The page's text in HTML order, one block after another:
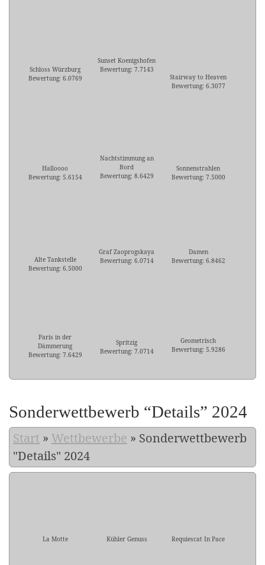
Schloss Würzburg
Bewertung: 6.0769
Sunset Koenigshofen
Bewertung: 7.7143
Stairway to Heaven
Bewertung: 6.3077
Halloooo
Bewertung: 5.6154
Nachtstimmung an
Bord
Bewertung: 8.6429
Sonnenstrahlen
Bewertung: 7.5000
Alte Tankstelle
Bewertung: 6.5000
Graf Zaoprogskaya
Bewertung: 6.0714
Damen
Bewertung: 6.8462
Paris in der
Dämmerung
Bewertung: 7.6429
Spritzig
Bewertung: 7.0714
Geometrisch
Bewertung: 5.9286
Sonderwettbewerb “Details” 2024
Start » Wettbewerbe » Sonderwettbewerb
"Details" 2024
La Motte Kühler Genuss Requiescat In Pace